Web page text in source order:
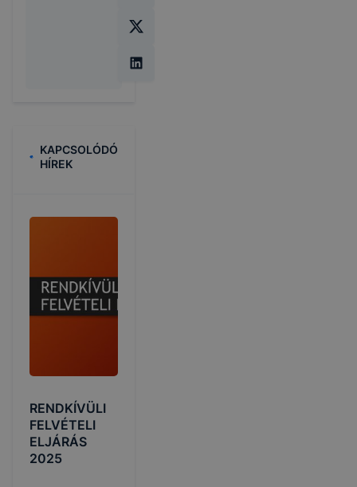
KAPCSOLÓDÓ
HÍREK
RENDKÍVÜLI
FELVÉTELI
ELJÁRÁS
2025